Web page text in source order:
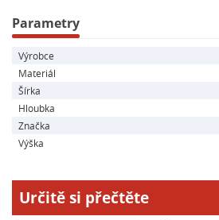
- Rozměry dvířek: 52 x 190 cm (Š x V)
- Uzamykatelný západkový systém
- Montáž nutná: ano
Parametry
Výrobce
Materiál
Šírka
Hloubka
Značka
Výška
Určitě si přečtěte